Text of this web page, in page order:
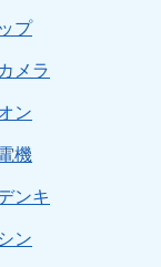
プ
メラ
ン
機
ンキ
ン